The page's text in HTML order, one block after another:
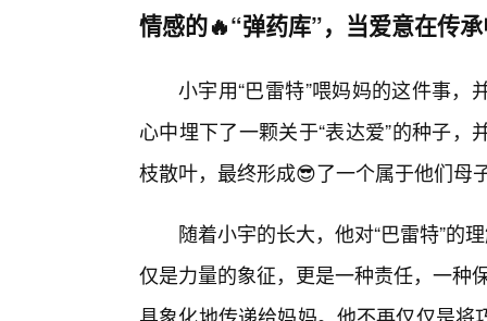
情感的🔥“弹药库”，当爱意在传
小宇用“巴雷特”喂妈妈的这件事
心中埋下了一颗关于“表达爱”的种子
枝散叶，最终形成😎了一个属于他们母
随着小宇的长大，他对“巴雷特”的
仅是力量的象征，更是一种责任，一种